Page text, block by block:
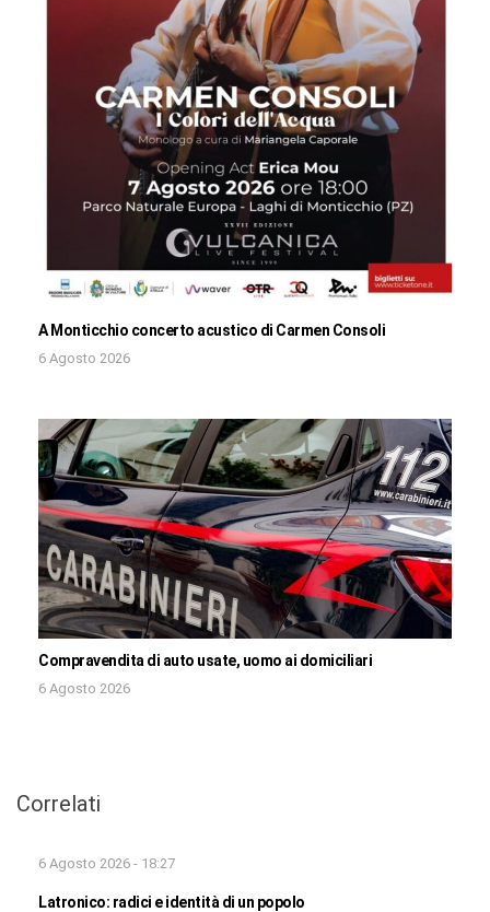
A Monticchio concerto acustico di Carmen Consoli
6 Agosto 2026
Compravendita di auto usate, uomo ai domiciliari
6 Agosto 2026
Correlati
6 Agosto 2026 - 18:27
Latronico: radici e identità di un popolo